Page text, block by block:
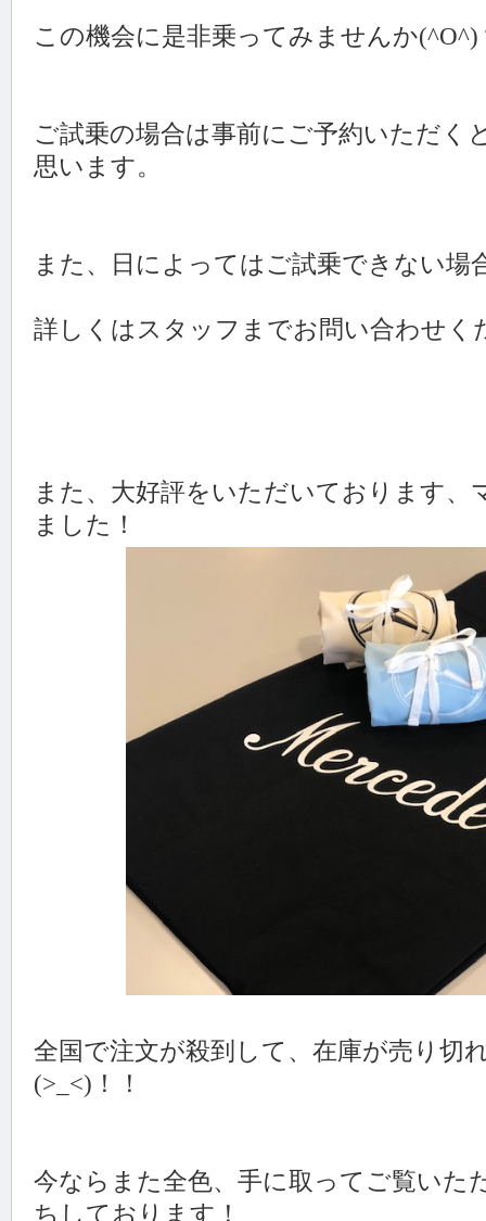
この機会に是非乗ってみませんか(^O^)
ご試乗の場合は事前にご予約いただく
思います。
また、日によってはご試乗できない場
詳しくはスタッフまでお問い合わせく
また、大好評をいただいております、
ました！
全国で注文が殺到して、在庫が売り切
(>_<)！！
今ならまた全色、手に取ってご覧いた
ちしております！